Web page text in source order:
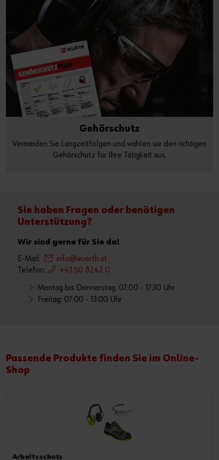
Gehörschutz
Vermeiden Sie Langzeitfolgen und wählen sie den richtigen
Gehörschutz für Ihre Tätigkeit aus.
Sie haben Fragen oder benötigen
Unterstützung?
Wir sind gerne für Sie da!
E-Mail:
info@wuerth.at
Telefon:
+43 50 8242 0
Montag bis Donnerstag: 07:00 - 17:30 Uhr
Freitag: 07:00 - 13:00 Uhr
Passende Produkte finden Sie im Online-
Shop
Arbeitsschutz